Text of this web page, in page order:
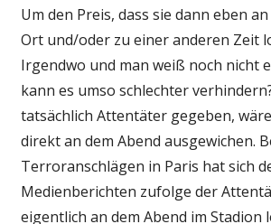
Um den Preis, dass sie dann eben
Ort und/oder zu einer anderen Zeit
Irgendwo und man weiß noch nicht
kann es umso schlechter
tatsächlich Attentäter gegeben,
direkt an dem Abend ausgewichen.
Terroranschlägen in Paris hat sich
Medienberichten zufolge der
eigentlich an dem Abend im Stadion